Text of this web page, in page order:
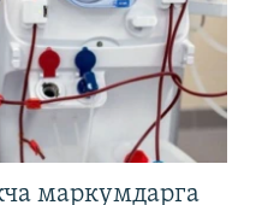
маркумдарга